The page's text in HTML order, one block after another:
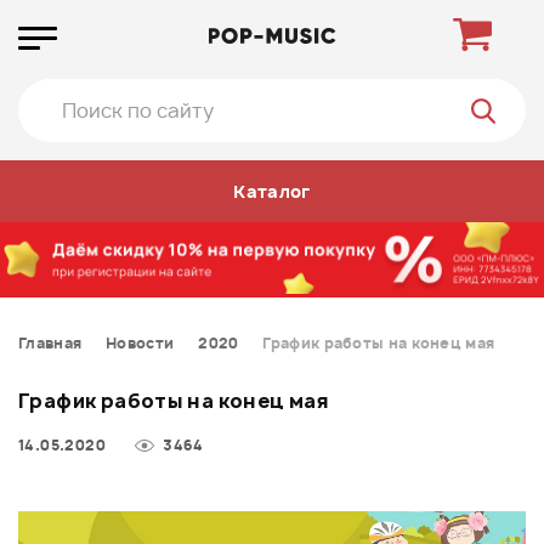
Каталог
Главная Новости 2020 График работы на конец мая
График работы на конец мая
14.05.2020 3464